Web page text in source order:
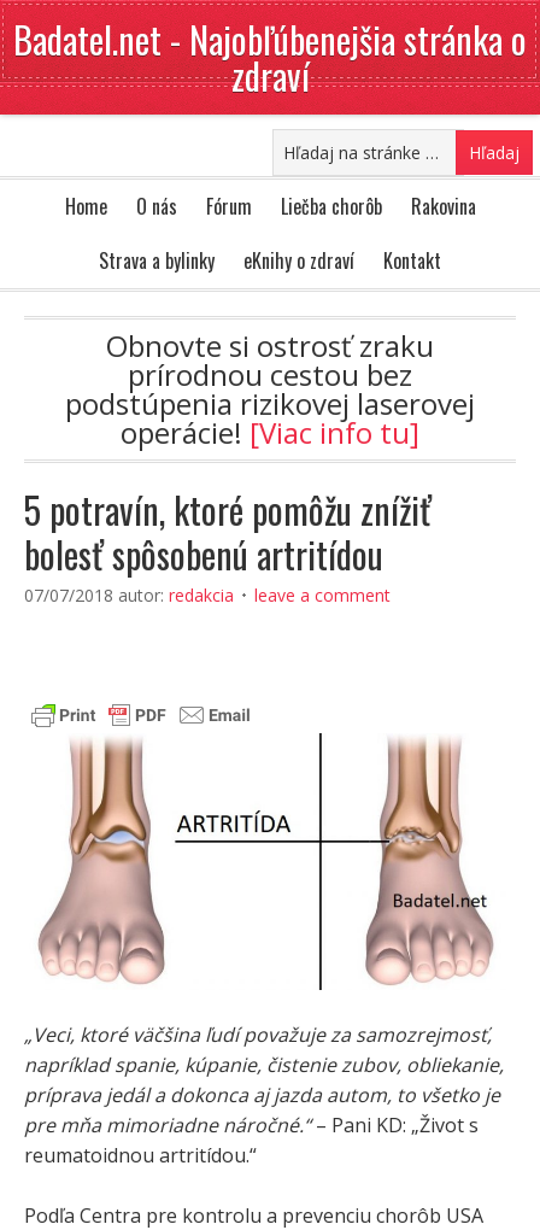
Badatel.net - Najobľúbenejšia stránka o
zdraví
Home O nás Fórum Liečba chorôb
Rakovina
Strava a bylinky
eKnihy o zdraví Kontakt
Obnovte si ostrosť zraku
prírodnou cestou bez
podstúpenia rizikovej laserovej
operácie! [Viac info tu]
5 potravín, ktoré pomôžu znížiť
bolesť spôsobenú artritídou
07/07/2018 autor: redakcia leave a comment
„Veci, ktoré väčšina ľudí považuje za samozrejmosť,
napríklad spanie, kúpanie, čistenie zubov, obliekanie,
príprava jedál a dokonca aj jazda autom, to všetko je
pre mňa mimoriadne náročné.“– Pani KD: „Život s
reumatoidnou artritídou.“
Podľa Centra pre kontrolu a prevenciu chorôb USA